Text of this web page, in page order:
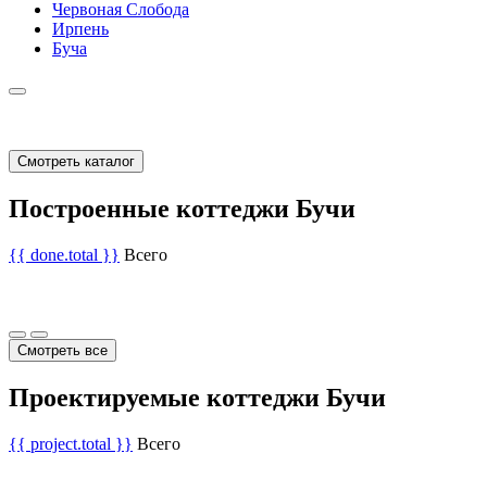
Червоная Слобода
Ирпень
Буча
Смотреть каталог
Построенные коттеджи Бучи
{{ done.total }} Всего
Смотреть все
Проектируемые коттеджи Бучи
{{ project.total }} Всего